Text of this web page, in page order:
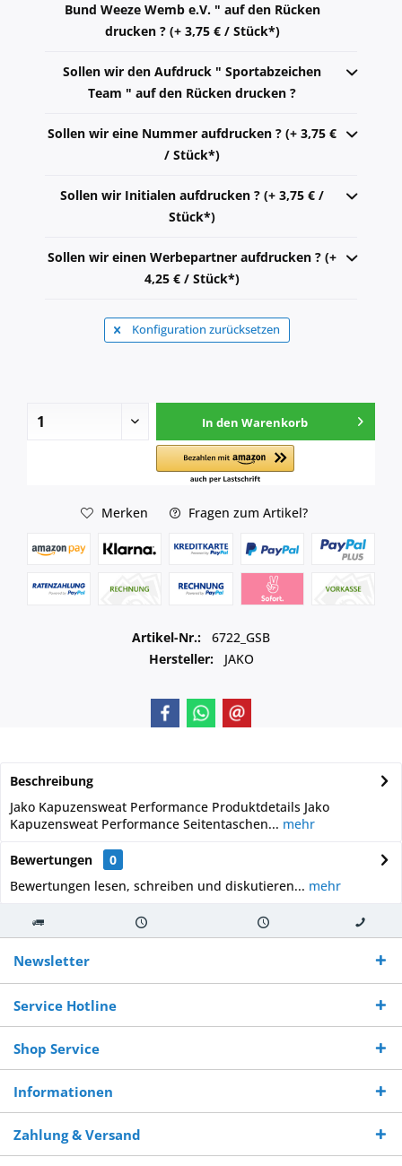
Bund Weeze Wemb e.V. " auf den Rücken
drucken ? (+ 3,75 € / Stück*)
Sollen wir den Aufdruck " Sportabzeichen
Team " auf den Rücken drucken ?
Sollen wir eine Nummer aufdrucken ? (+ 3,75 €
/ Stück*)
Sollen wir Initialen aufdrucken ? (+ 3,75 € /
Stück*)
Sollen wir einen Werbepartner aufdrucken ? (+
4,25 € / Stück*)
Konfiguration zurücksetzen
In den Warenkorb
Merken Fragen zum Artikel?
Artikel-Nr.:
6722_GSB
Hersteller:
JAKO
Beschreibung
Jako Kapuzensweat Performance Produktdetails Jako
Kapuzensweat Performance Seitentaschen... mehr
Bewertungen
0
Bewertungen lesen, schreiben und diskutieren... mehr
Kostenloser
Versand ab €
250,-
Versand innerhalb von Versand von So erreichen
Sie uns 0160
970 511 90
Newsletter
Service Hotline
Shop Service
Informationen
Zahlung & Versand